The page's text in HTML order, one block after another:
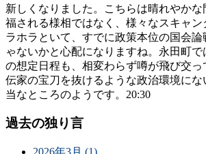
新しくなりました。こちらは晴れやか
福される様相ではなく、様々なスキャ
ラホラといて、すでに政策本位の国会論
ゃないかと心配になりますね。永田町
の想定日程も、相変わらず噂が飛び交
伝家の宝刀を抜けるような政治環境に
当なところのようです。20:30
過去の独り言
2026年3月 (1)